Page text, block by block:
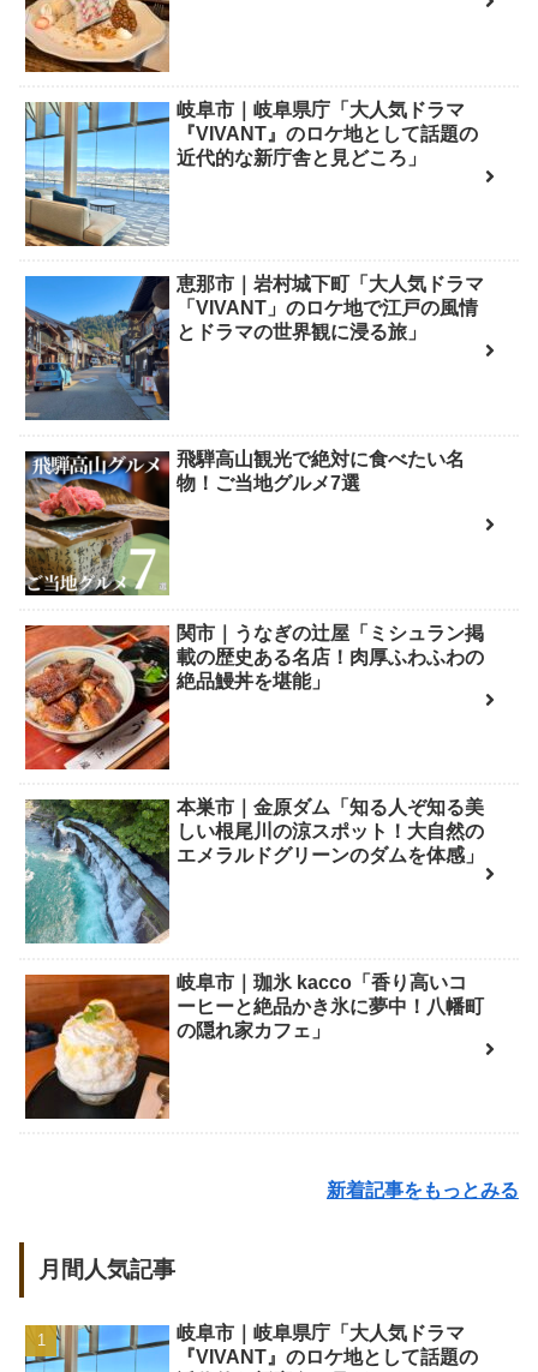
岐阜市｜岐阜県庁「大人気ドラマ
『VIVANT』のロケ地として話題の
近代的な新庁舎と見どころ」
恵那市｜岩村城下町「大人気ドラマ
「VIVANT」のロケ地で江戸の風情
とドラマの世界観に浸る旅」
飛騨高山観光で絶対に食べたい名
物！ご当地グルメ7選
関市｜うなぎの辻屋「ミシュラン掲
載の歴史ある名店！肉厚ふわふわの
絶品鰻丼を堪能」
本巣市｜金原ダム「知る人ぞ知る美
しい根尾川の涼スポット！大自然の
エメラルドグリーンのダムを体感」
岐阜市｜珈氷 kacco「香り高いコ
ーヒーと絶品かき氷に夢中！八幡町
の隠れ家カフェ」
新着記事をもっとみる
月間人気記事
岐阜市｜岐阜県庁「大人気ドラマ
『VIVANT』のロケ地として話題の